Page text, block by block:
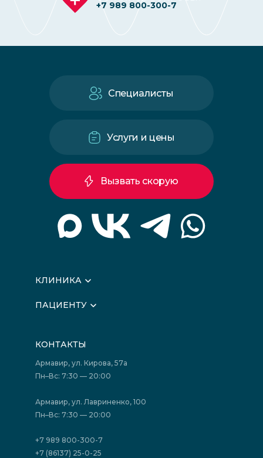
+7 989 800-300-7
КЛИНИКА
Вышестоящие организации
Лицензии
Фотогалерея
Политика конфиденциальности
Акции
ПАЦИЕНТУ
Подготовка к сдаче анализов
Акции
Отзывы
Государственные программы
Юридическим лицам
Специалисты
Услуги и цены
Вызвать скорую
КОНТАКТЫ
Армавир, ул. Кирова, 57а
Пн–Вс: 7:30 — 20:00
Армавир, ул. Лавриненко, 100
Пн–Вс: 7:30 — 20:00
+7 989 800-300-7
+7 (86137) 25-0-25